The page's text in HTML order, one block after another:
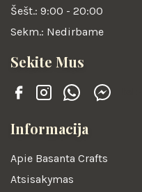
Šešt.: 9:00 - 20:00
Sekm.: Nedirbame
Sekite Mus
Informacija
Apie Basanta Crafts
Atsisakymas